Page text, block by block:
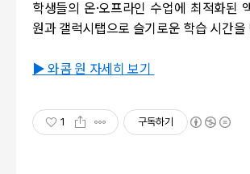
학생들의 온·오프라인 수업에 최적화된
원과 갤럭시탭으로 슬기로운 학습 시간을
▶ 와콤 원 자세히 보기
1 구독하기